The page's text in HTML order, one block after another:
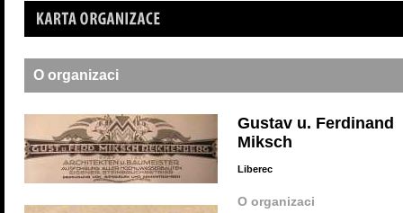
Karta organizace
O organizaci
Gustav u. Ferdinand
Miksch
Liberec
O organizaci